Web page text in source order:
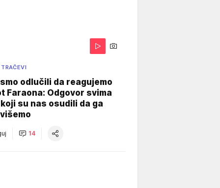
odlučili da reagujemo
Faraona: Odgovor svima
su nas osudili da ga
14